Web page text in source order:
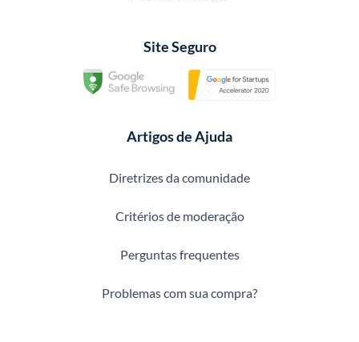
Site Seguro
Artigos de Ajuda
Diretrizes da comunidade
Critérios de moderação
Perguntas frequentes
Problemas com sua compra?